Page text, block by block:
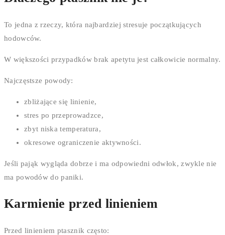
To jedna z rzeczy, która najbardziej stresuje początkujących
hodowców.
W większości przypadków brak apetytu jest całkowicie normalny.
Najczęstsze powody:
zbliżające się linienie,
stres po przeprowadzce,
zbyt niska temperatura,
okresowe ograniczenie aktywności.
Jeśli pająk wygląda dobrze i ma odpowiedni odwłok, zwykle nie
ma powodów do paniki.
Karmienie przed linieniem
Przed linieniem ptasznik często: